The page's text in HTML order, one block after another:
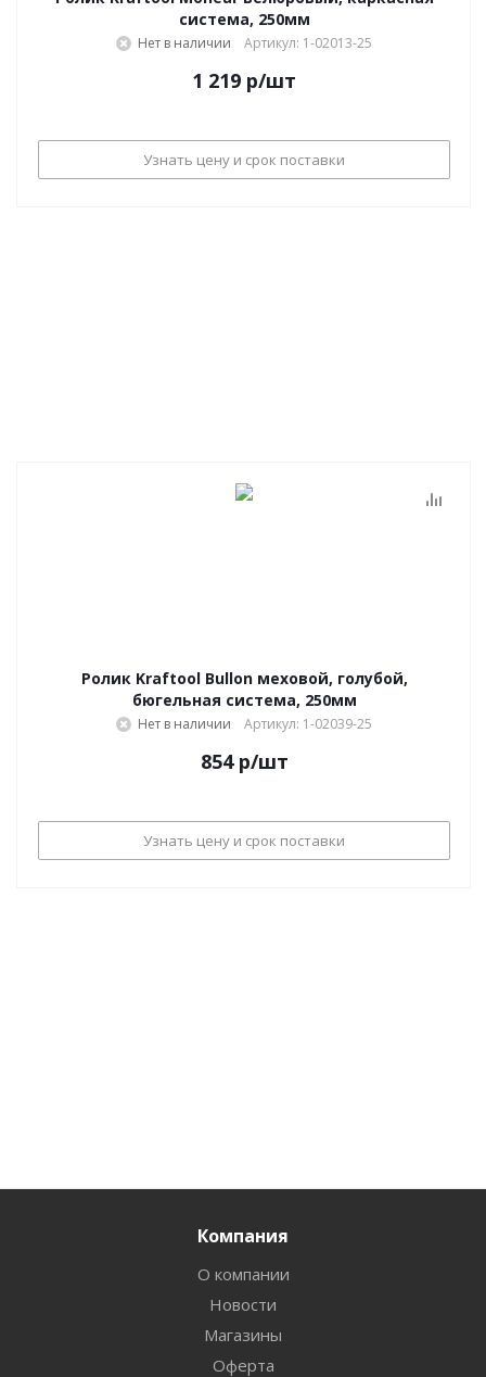
система, 250мм
Нет в наличии Артикул: 1-02013-25
1 219 р/шт
Узнать цену и срок поставки
Ролик Kraftool Bullon меховой, голубой,
бюгельная система, 250мм
Нет в наличии Артикул: 1-02039-25
854р/шт
Узнать цену и срок поставки
Компания
О компании
Новости
Магазины
Оферта